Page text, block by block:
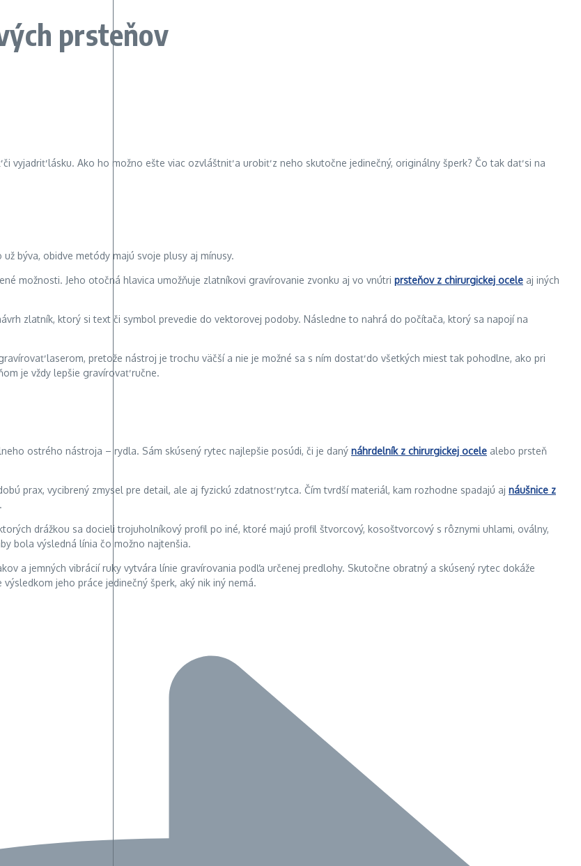
prsteňov
vyjadriť lásku. Ako ho možno ešte viac ozvláštniť a urobiť z neho skutočne jedinečný, originálny šperk? Čo tak dať si na
býva, obidve metódy majú svoje plusy aj mínusy.
možnosti. Jeho otočná hlavica umožňuje zlatníkovi gravírovanie zvonku aj vo vnútri prsteňov z chirurgickej ocele aj iných
zlatník, ktorý si text či symbol prevedie do vektorovej podoby. Následne to nahrá do počítača, ktorý sa napojí na
laserom, pretože nástroj je trochu väčší a nie je možné sa s ním dostať do všetkých miest tak pohodlne, ako pri
je vždy lepšie gravírovať ručne.
ostrého nástroja – rydla. Sám skúsený rytec najlepšie posúdi, či je daný náhrdelník z chirurgickej ocele alebo prsteň
prax, vycibrený zmysel pre detail, ale aj fyzickú zdatnosť rytca. Čím tvrdší materiál, kam rozhodne spadajú aj náušnice z
drážkou sa docieli trojuholníkový profil po iné, ktoré majú profil štvorcový, kosoštvorcový s rôznymi uhlami, oválny,
bola výsledná línia čo možno najtenšia.
a jemných vibrácií ruky vytvára línie gravírovania podľa určenej predlohy. Skutočne obratný a skúsený rytec dokáže
jeho práce jedinečný šperk, aký nik iný nemá.